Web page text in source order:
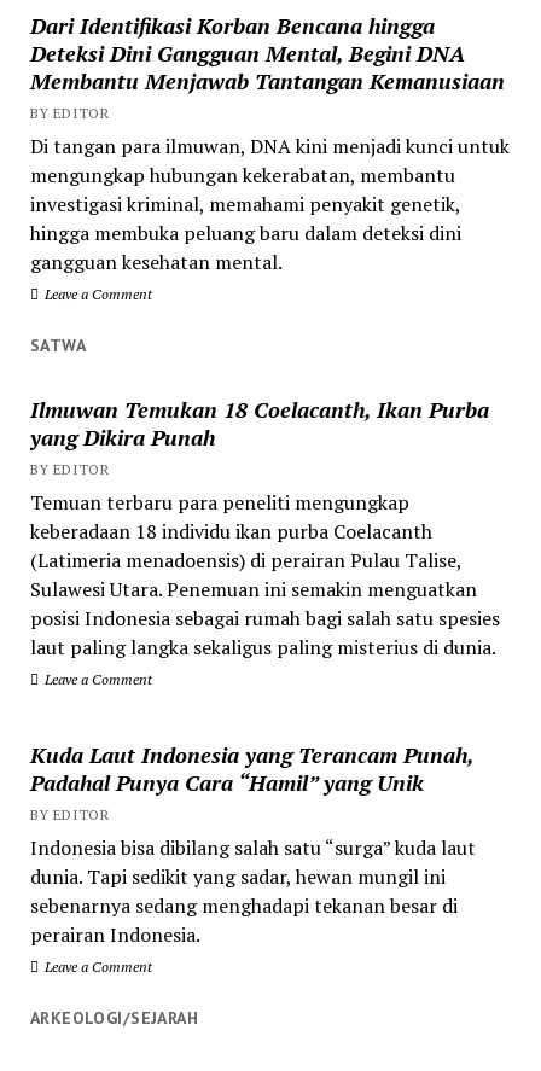
Dari Identifikasi Korban Bencana hingga
Deteksi Dini Gangguan Mental, Begini DNA
Membantu Menjawab Tantangan Kemanusiaan
BY EDITOR
Di tangan para ilmuwan, DNA kini menjadi kunci untuk
mengungkap hubungan kekerabatan, membantu
investigasi kriminal, memahami penyakit genetik,
hingga membuka peluang baru dalam deteksi dini
gangguan kesehatan mental.
Leave a Comment
SATWA
Ilmuwan Temukan 18 Coelacanth, Ikan Purba
yang Dikira Punah
BY EDITOR
Temuan terbaru para peneliti mengungkap
keberadaan 18 individu ikan purba Coelacanth
(Latimeria menadoensis) di perairan Pulau Talise,
Sulawesi Utara. Penemuan ini semakin menguatkan
posisi Indonesia sebagai rumah bagi salah satu spesies
laut paling langka sekaligus paling misterius di dunia.
Leave a Comment
Kuda Laut Indonesia yang Terancam Punah,
Padahal Punya Cara “Hamil” yang Unik
BY EDITOR
Indonesia bisa dibilang salah satu “surga” kuda laut
dunia. Tapi sedikit yang sadar, hewan mungil ini
sebenarnya sedang menghadapi tekanan besar di
perairan Indonesia.
Leave a Comment
ARKEOLOGI/SEJARAH